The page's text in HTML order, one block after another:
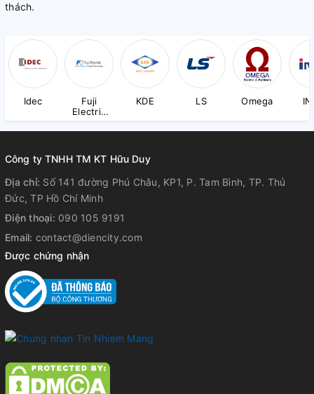
thách.
Idec
Fuji
Electric
(ED&C)
KDE LS Omega
Công ty TNHH TM KT Hữu Duy
Địa chỉ: Số 141 đường Phú Châu, KP1, P. Tam Bình, TP. Thủ
Đức, TP Hồ Chí Minh
Điện thoại: 090 105 9191
Email: contact@diencity.com
Được chứng nhận